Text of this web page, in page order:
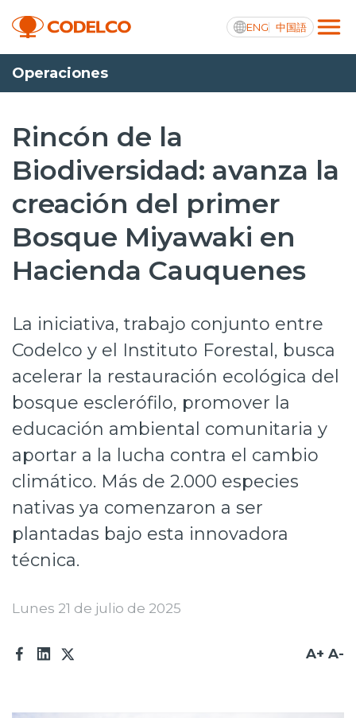
ENG 中国語
Transparencia activa
Nosotros
Operaciones
Proyectos
Sustentabilidad
Inversionistas
Prensa
Trabaja en Codelco
Canales de denuncia
Proveedores
Acceso trabajadores/as
Operaciones
Rincón de la
Biodiversidad: avanza la
creación del primer
Bosque Miyawaki en
Hacienda Cauquenes
La iniciativa, trabajo conjunto entre
Codelco y el Instituto Forestal, busca
acelerar la restauración ecológica del
bosque esclerófilo, promover la
educación ambiental comunitaria y
aportar a la lucha contra el cambio
climático. Más de 2.000 especies
nativas ya comenzaron a ser
plantadas bajo esta innovadora
técnica.
Lunes 21 de julio de 2025
A+ A-